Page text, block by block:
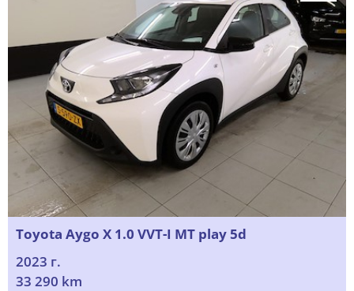
Toyota Aygo X 1.0 VVT-I MT play 5d
2023 г.
33 290 km